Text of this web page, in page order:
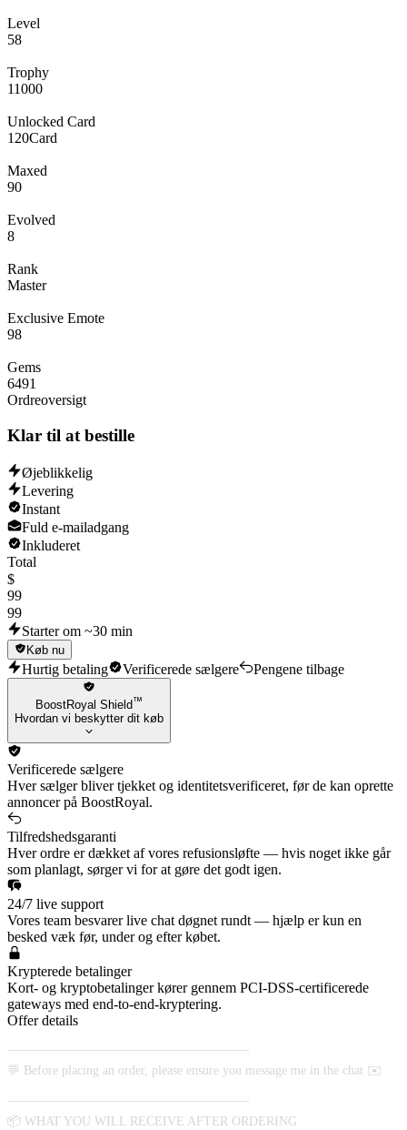
Level
58
Trophy
11000
Unlocked Card
120Card
Maxed
90
Evolved
8
Rank
Master
Exclusive Emote
98
Gems
6491
Ordreoversigt
Klar til at bestille
Øjeblikkelig
Levering
Instant
Fuld e-mailadgang
Inkluderet
Total
$
99
99
Starter om ~30 min
Køb nu
Hurtig betaling Verificerede sælgere Pengene tilbage
BoostRoyal Shield™
Hvordan vi beskytter dit køb
Verificerede sælgere
Hver sælger bliver tjekket og identitetsverificeret, før de kan oprette
annoncer på BoostRoyal.
Tilfredshedsgaranti
Hver ordre er dækket af vores refusionsløfte — hvis noget ikke går
som planlagt, sørger vi for at gøre det godt igen.
24/7 live support
Vores team besvarer live chat døgnet rundt — hjælp er kun en
besked væk før, under og efter købet.
Krypterede betalinger
Kort- og kryptobetalinger kører gennem PCI-DSS-certificerede
gateways med end-to-end-kryptering.
Offer details
💬 Before placing an order, please ensure you message me in the chat ✉️
📦 WHAT YOU WILL RECEIVE AFTER ORDERING